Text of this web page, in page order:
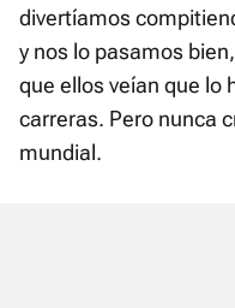
divertíamos
y nos lo pasamos
que ellos veían que lo
carreras. Pero nunca
mundial.